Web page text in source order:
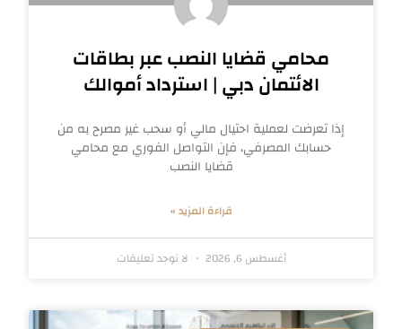
محامي قضايا النصب عبر بطاقات
الائتمان دبي | استرداد أموالك
إذا تعرضت لعملية احتيال مالي أو سحب غير مصرح به من
حسابك المصرفي، فإن التواصل الفوري مع محامي
قضايا النصب
قراءة المزيد »
أغسطس 6, 2026 لا توجد تعليقات